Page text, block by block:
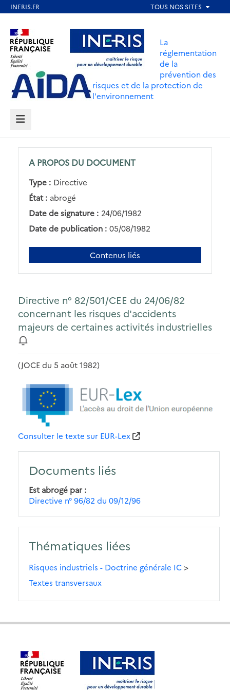
contenu
principal
Aller au contenu Aller au menu
Aller au pied de page
La
réglementation
de la
prévention des
risques et de la protection de
l'environnement
MENU
A PROPOS DU DOCUMENT
Type : Directive
État : abrogé
Date de signature : 24/06/1982
Date de publication : 05/08/1982
Contenus liés
Directive n° 82/501/CEE du 24/06/82
concernant les risques d'accidents
majeurs de certaines activités industrielles
(JOCE du 5 août 1982)
Consulter le texte sur EUR-Lex
Documents liés
Est abrogé par
Directive n° 96/82 du 09/12/96
Thématiques liées
Risques industriels - Doctrine générale IC>
Textes transversaux